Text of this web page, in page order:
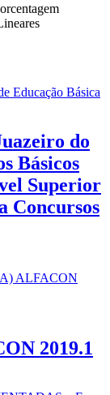
do
Básicos
Superior
Concursos
2019.1